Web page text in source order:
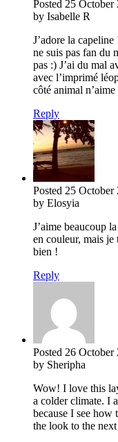
Posted 25 October
by Isabelle R
J’adore la
ne suis pas fan du
pas :) J’ai du mal
avec l’imprimé
côté animal
Reply
Posted 25 October
by Elosyia
J’aime beaucoup
en couleur, mais je
bien !
Reply
Posted 26 October
by Sheripha
Wow! I love this
a colder climate. I
because I see how
the look to the